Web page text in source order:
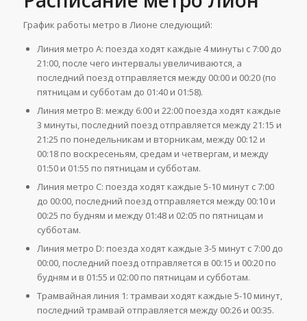
График работы метро в Лионе следующий:
Линия метро A: поезда ходят каждые 4 минуты с 7:00 до
21:00, после чего интервалы увеличиваются, а
последний поезд отправляется между 00:00 и 00:20 (по
пятницам и субботам до 01:40 и 01:58).
Линия метро B: между 6:00 и 22:00 поезда ходят каждые
3 минуты, последний поезд отправляется между 21:15 и
21:25 по понедельникам и вторникам, между 00:12 и
00:18 по воскресеньям, средам и четвергам, и между
01:50 и 01:55 по пятницам и субботам.
Линия метро C: поезда ходят каждые 5-10 минут с 7:00
до 00:00, последний поезд отправляется между 00:10 и
00:25 по будням и между 01:48 и 02:05 по пятницам и
субботам.
Линия метро D: поезда ходят каждые 3-5 минут с 7:00 до
00:00, последний поезд отправляется в 00:15 и 00:20 по
будням и в 01:55 и 02:00 по пятницам и субботам.
Трамвайная линия 1: трамваи ходят каждые 5-10 минут,
последний трамвай отправляется между 00:26 и 00:35.